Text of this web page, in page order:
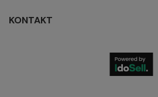
KONTAKT